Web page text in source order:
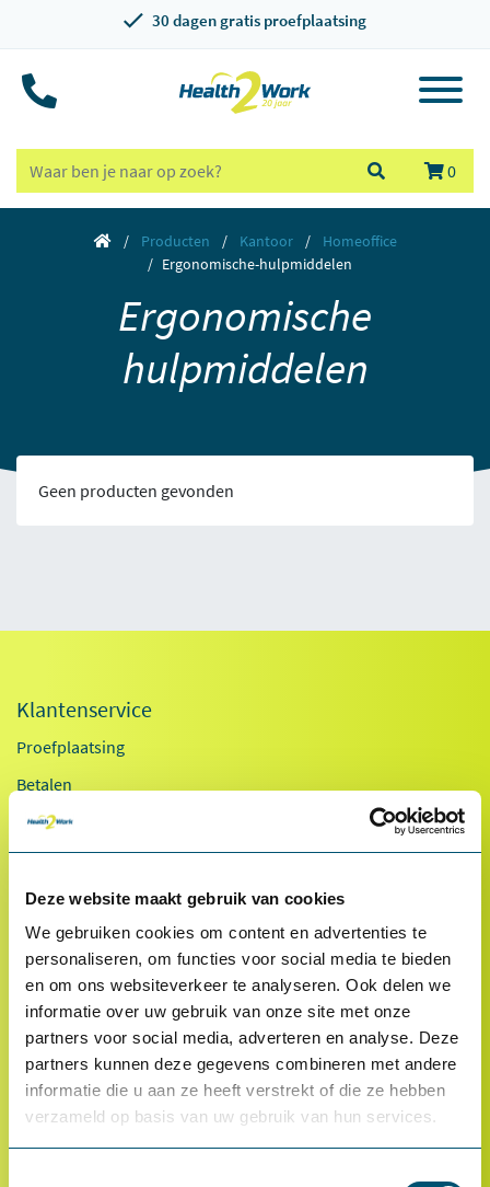
Deze website maakt gebruik van cookies
We gebruiken cookies om content en advertenties te
personaliseren, om functies voor social media te bieden
en om ons websiteverkeer te analyseren. Ook delen we
informatie over uw gebruik van onze site met onze
partners voor social media, adverteren en analyse. Deze
partners kunnen deze gegevens combineren met andere
informatie die u aan ze heeft verstrekt of die ze hebben
verzameld op basis van uw gebruik van hun services.
30 dagen gratis proefplaatsing
0
Producten Kantoor
Homeoffice
Ergonomische-hulpmiddelen
Ergonomische
hulpmiddelen
Geen producten gevonden
Klantenservice
Proefplaatsing
Betalen
Retourneren
Inloggen
OCI-koppeling
Contact
Veelgestelde vragen